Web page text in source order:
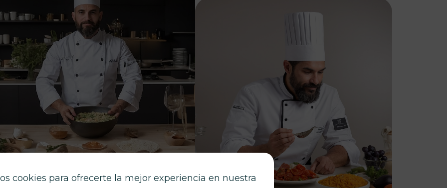
cookies para ofrecerte la mejor experiencia en nuestra